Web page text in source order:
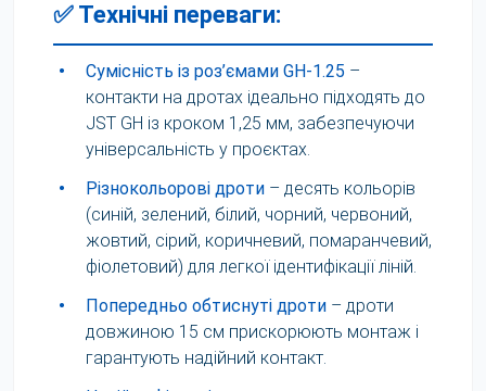
✅ Технічні переваги:
• Сумісність із роз’ємами GH-1.25 –
контакти на дротах ідеально підходять до
JST GH із кроком 1,25 мм, забезпечуючи
універсальність у проєктах.
•
Різнокольорові дроти – десять кольорів
(синій, зелений, білий, чорний, червоний,
жовтий, сірий, коричневий, помаранчевий,
фіолетовий) для легкої ідентифікації ліній.
•
Попередньо обтиснуті дроти – дроти
довжиною 15 см прискорюють монтаж і
гарантують надійний контакт.